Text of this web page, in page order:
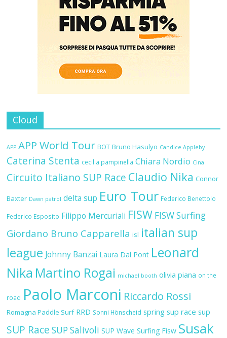
Cloud
APP APP World Tour BOT Bruno Hasulyo Candice Appleby
Caterina Stenta cecilia pampinella Chiara Nordio Cina
Circuito Italiano SUP Race Claudio Nika Connor
Baxter Dawn patrol delta sup Euro Tour Federico Benettolo
Federico Esposito Filippo Mercuriali FISW FISW Surfing
Giordano Bruno Capparella isl italian sup
league Johnny Banzai Laura Dal Pont Leonard
Nika Martino Rogai michael booth olivia piana on the
road Paolo Marconi Riccardo Rossi
Romagna Paddle Surf RRD Sonni Hönscheid spring sup race sup
SUP Race SUP Salivoli SUP Wave Surfing Fisw Susak